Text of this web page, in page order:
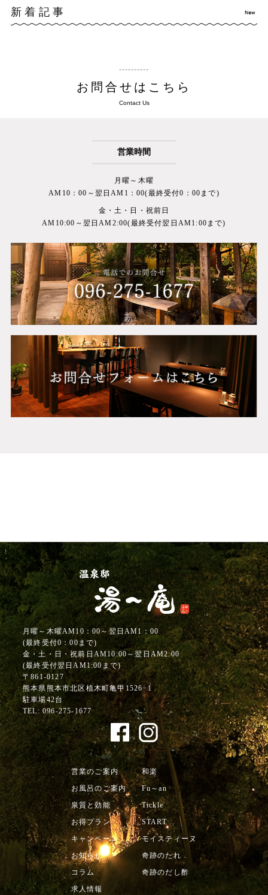
新着記事
お問合せはこちら
Contact Us
営業時間
月曜～木曜
AM10：00～翌日AM1：00(最終受付0：00まで)
金・土・日・祝前日
AM10:00～翌日AM2:00(最終受付翌日AM1:00まで)
月曜～木曜AM10：00～翌日AM1：00
(最終受付0：00まで)
金・土・日・祝前日AM10:00～翌日AM2:00
(最終受付翌日AM1:00まで)
〒861-0127
熊本県熊本市北区植木町亀甲1526−1
駐車場42台
TEL: 096-275-1677
営業のご案内
お風呂のご案内
泉質と効能
お得プラン
キャンペーン
お知らせ
コラム
求人情報
和楽
Fu～an
Tickle
START
モイスティーヌ
奇跡のたれ
奇跡のだし酢